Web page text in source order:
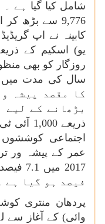
کابینہ نے اپ
یو) اسکیم کے
روزگار کو بھی
کا مقصد پیشہ
ذریعے
فیصد ہو گیا ہے
پردھان منتری